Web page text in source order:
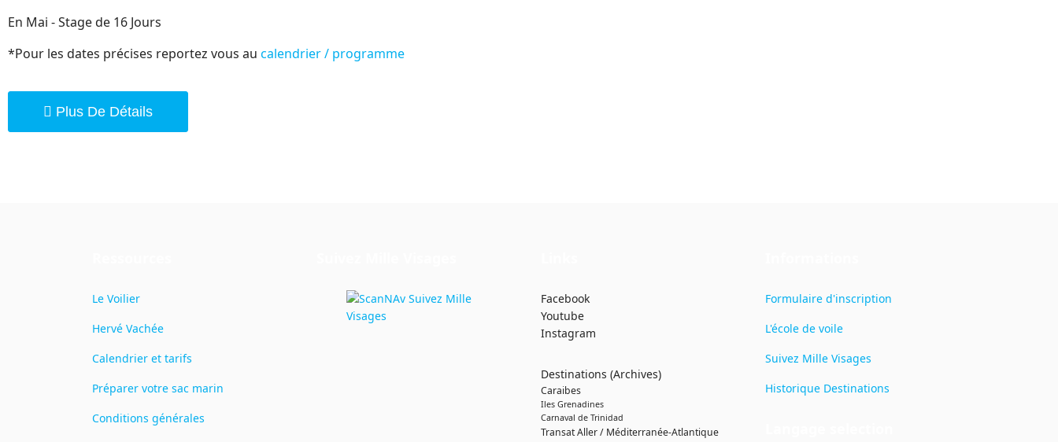
En Mai - Stage de 16 Jours
*Pour les dates précises reportez vous au calendrier / programme
Plus De Détails
Le Voilier
Hervé Vachée
Calendrier et tarifs
Préparer votre sac marin
Conditions générales
Facebook
Youtube
Instagram
Destinations (Archives)
Caraibes
Iles Grenadines
Carnaval de Trinidad
Transat Aller / Méditerranée-Atlantique
Formulaire d'inscription
L'école de voile
Suivez Mille Visages
Historique Destinations